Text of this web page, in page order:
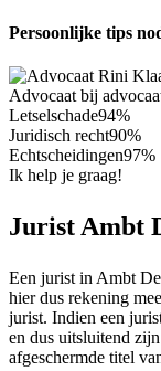
Persoonlijke tips
Advocaat bij
Letselschade94%
Juridisch recht90%
Echtscheidingen97%
Ik help je graag!
Jurist Ambt
Een jurist in Ambt
hier dus rekening
jurist. Indien een
en dus uitsluitend
afgeschermde titel